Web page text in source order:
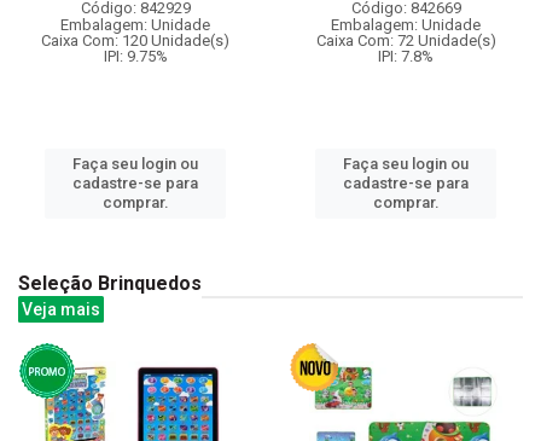
Código: 842929
Embalagem: Unidade
Caixa Com: 120 Unidade(s)
IPI: 9.75%
Faça seu login ou
cadastre-se para
comprar.
Código: 842669
Embalagem: Unidade
Caixa Com: 72 Unidade(s)
IPI: 7.8%
Faça seu login ou
cadastre-se para
comprar.
Seleção Brinquedos
Veja mais